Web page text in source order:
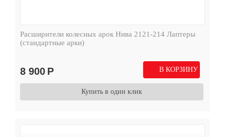
Расширители колесных арок Нива 2121-214 Лаптеры
(стандартные арки)
8 900 Р В КОРЗИНУ
Купить в один клик